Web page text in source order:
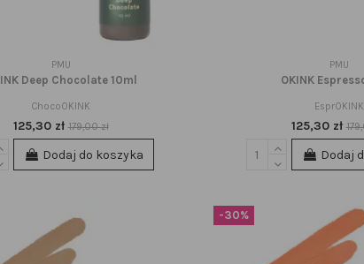
PMU
Deep Chocolate 10ml
ChocoOKINK
125,30 zł 179,00 zł
Dodaj do koszyka
PMU
OKINK
EsprOKINK
125,30 zł
Dodaj
-30%